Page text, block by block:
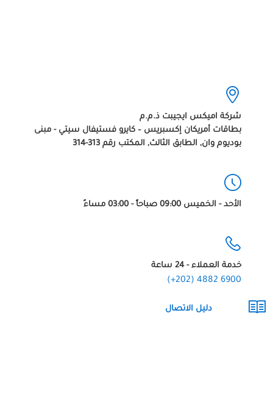
شركة اميكس ايجيبت ذ.م.م
بطاقات أمريكان إكسبريس – كايرو فستيفال سيتي - مبنى
بوديوم وان, الطابق الثالث, المكتب رقم 313-314
الأحد - الخميس 09:00 صباحاً - 03:00 مساءً
خدمة العملاء - 24 ساعة
(+202) 4882 6900
دليل الاتصال